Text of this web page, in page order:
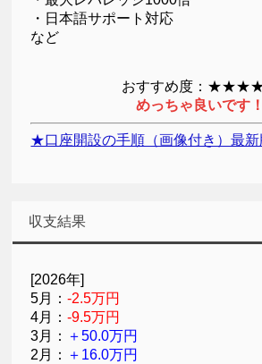
・日本語サポート対応
など
おすすめ度：
めっちゃ良いです！
★口座開設の手順（画像付き）最新
収支結果
[2026年]
5月：-2.5万円
4月：-9.5万円
3月： ＋50.0万円
2月： ＋16.0万円